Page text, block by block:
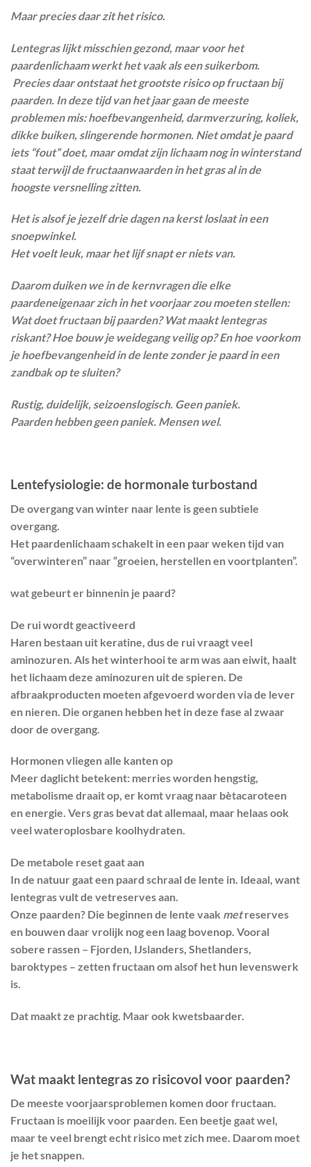
Maar precies daar zit het risico.
Lentegras lijkt misschien gezond, maar voor het
paardenlichaam werkt het vaak als een suikerbom.
Precies daar ontstaat het grootste risico op fructaan bij
paarden. In deze tijd van het jaar gaan de meeste
problemen mis: hoefbevangenheid, darmverzuring, koliek,
dikke buiken, slingerende hormonen. Niet omdat je paard
iets “fout” doet, maar omdat zijn lichaam nog in winterstand
staat terwijl de fructaanwaarden in het gras al in de
hoogste versnelling zitten.
Het is alsof je jezelf drie dagen na kerst loslaat in een
snoepwinkel.
Het voelt leuk, maar het lijf snapt er niets van.
Daarom duiken we in de kernvragen die elke
paardeneigenaar zich in het voorjaar zou moeten stellen:
Wat doetfructaanbij paarden? Wat maaktlentegras
riskant? Hoe bouw je weidegang veilig op? En hoe voorkom
jehoefbevangenheid in de lentezonder je paard in een
zandbak op te sluiten?
Rustig, duidelijk, seizoenslogisch. Geen paniek.
Paarden hebben geen paniek. Mensen wel.
Lentefysiologie: de hormonale turbostand
De overgang van winter naar lente is geen subtiele
overgang.
Het paardenlichaam schakelt in een paar weken tijd van
“overwinteren” naar “groeien, herstellen en voortplanten”.
wat gebeurt er binnenin je paard?
De rui wordt geactiveerd
Haren bestaan uit keratine, dus de rui vraagt veel
aminozuren. Als het winterhooi te arm was aan eiwit, haalt
het lichaam deze aminozuren uit de spieren. De
afbraakproducten moeten afgevoerd worden via de lever
en nieren. Die organen hebben het in deze fase al zwaar
door de overgang.
Hormonen vliegen alle kanten op
Meer daglicht betekent: merries worden hengstig,
metabolisme draait op, er komt vraag naar bètacaroteen
en energie. Vers gras bevat dat allemaal, maar helaas ook
veel wateroplosbare koolhydraten.
De metabole reset gaat aan
In de natuur gaat een paard schraal de lente in. Ideaal, want
lentegras vult de vetreserves aan.
Onze paarden? Die beginnen de lente vaak metreserves
en bouwen daar vrolijk nog een laag bovenop. Vooral
sobere rassen – Fjorden, IJslanders, Shetlanders,
baroktypes – zetten fructaan om alsof het hun levenswerk
is.
Dat maakt ze prachtig. Maar ook kwetsbaarder.
Wat maakt lentegras zo risicovol voor paarden?
De meeste voorjaarsproblemen komen door fructaan.
Fructaan is moeilijk voor paarden. Een beetje gaat wel,
maar te veel brengt echt risico met zich mee. Daarom moet
je het snappen.